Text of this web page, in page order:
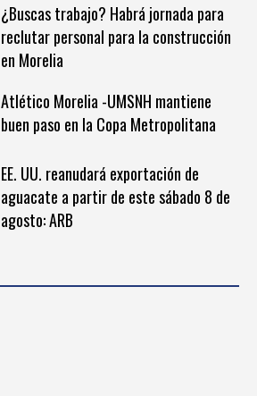
¿Buscas trabajo? Habrá jornada para
reclutar personal para la construcción
en Morelia
Atlético Morelia -UMSNH mantiene
buen paso en la Copa Metropolitana
EE. UU. reanudará exportación de
aguacate a partir de este sábado 8 de
agosto: ARB